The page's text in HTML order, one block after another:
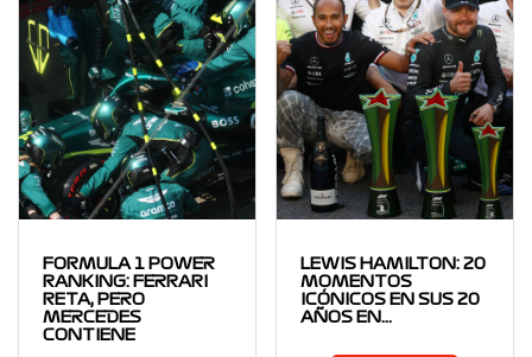
FORMULA 1 POWER
RANKING: FERRARI
RETA, PERO
MERCEDES
CONTIENE
LEWIS HAMILTON: 20
MOMENTOS
ICÓNICOS EN SUS 20
AÑOS EN…